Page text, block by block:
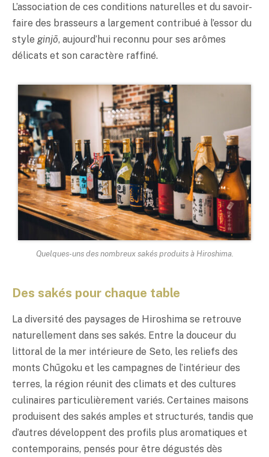
L’association de ces conditions naturelles et du savoir-
faire des brasseurs a largement contribué à l’essor du
style ginjō, aujourd’hui reconnu pour ses arômes
délicats et son caractère raffiné.
Quelques-uns des nombreux sakés produits à Hiroshima.
Des sakés pour chaque table
La diversité des paysages de Hiroshima se retrouve
naturellement dans ses sakés. Entre la douceur du
littoral de la mer intérieure de Seto, les reliefs des
monts Chūgoku et les campagnes de l’intérieur des
terres, la région réunit des climats et des cultures
culinaires particulièrement variés. Certaines maisons
produisent des sakés amples et structurés, tandis que
d’autres développent des profils plus aromatiques et
contemporains, pensés pour être dégustés dès